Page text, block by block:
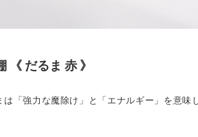
《 だるま 赤 》
は「強力な魔除け」と「エナルギー」を意味